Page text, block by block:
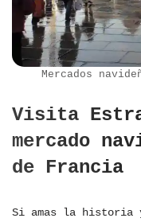
Mercados
Visita
mercado
de Francia
Si amas la historia